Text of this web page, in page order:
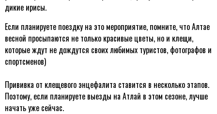
дикие ирисы.
Если планируете поездку на это мероприятие, помните, что Алтае
весной просыпаются не только красивые цветы, но и клещи,
которые ждут не дождутся своих любимых туристов, фотографов и
спортсменов)
Прививка от клещевого энцефалита ставится в несколько этапов.
Поэтому, если планируете выезды на Атлай в этом сезоне, лучше
начать уже сейчас.